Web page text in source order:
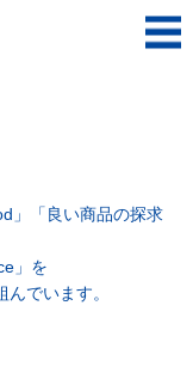
」「良い商品の探求
」を
でいます。